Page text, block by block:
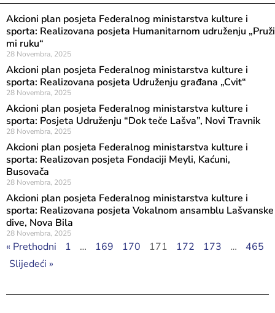
Akcioni plan posjeta Federalnog ministarstva kulture i
sporta: Realizovana posjeta Humanitarnom udruženju „Pruži
mi ruku“
28 Novembra, 2025
Akcioni plan posjeta Federalnog ministarstva kulture i
sporta: Realizovana posjeta Udruženju građana „Cvit“
28 Novembra, 2025
Akcioni plan posjeta Federalnog ministarstva kulture i
sporta: Posjeta Udruženju “Dok teče Lašva”, Novi Travnik
28 Novembra, 2025
Akcioni plan posjeta Federalnog ministarstva kulture i
sporta: Realizovan posjeta Fondaciji Meyli, Kaćuni,
Busovača
28 Novembra, 2025
Akcioni plan posjeta Federalnog ministarstva kulture i
sporta: Realizovana posjeta Vokalnom ansamblu Lašvanske
dive, Nova Bila
28 Novembra, 2025
« Prethodni 1 … 169 170 171 172 173 …
465
Slijedeći »